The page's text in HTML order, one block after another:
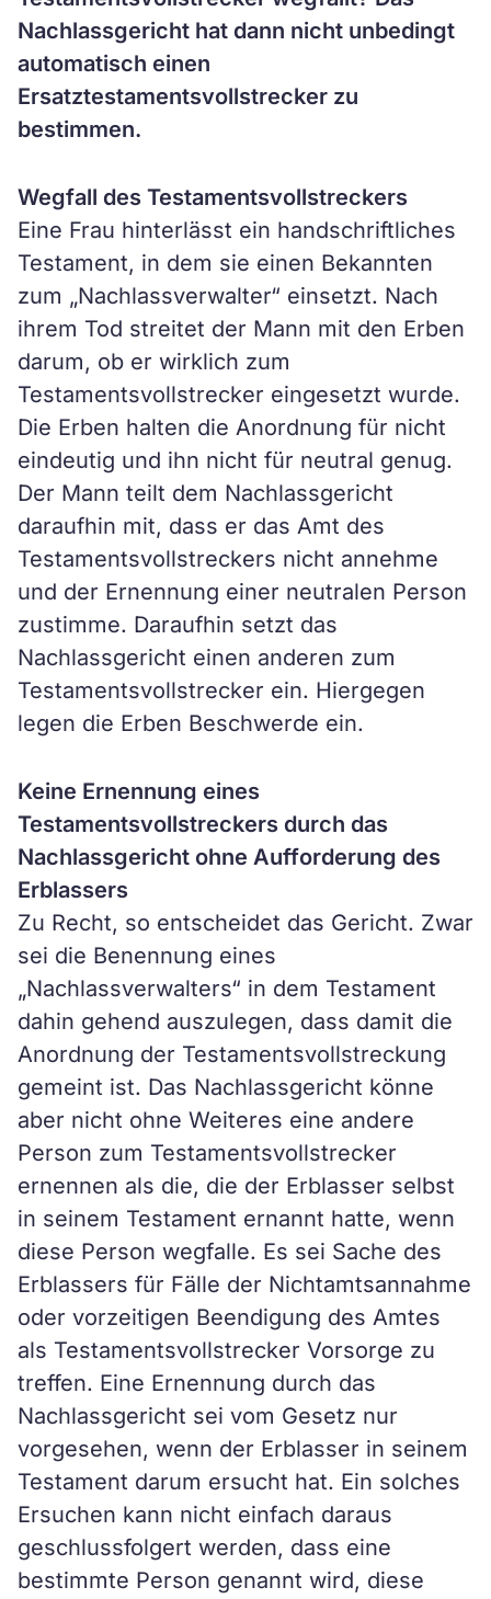
Nachlassgericht hat dann nicht unbedingt
automatisch einen
Ersatztestamentsvollstrecker zu
bestimmen.
Wegfall des Testamentsvollstreckers
Eine Frau hinterlässt ein handschriftliches
Testament, in dem sie einen Bekannten
zum „Nachlassverwalter“ einsetzt. Nach
ihrem Tod streitet der Mann mit den Erben
darum, ob er wirklich zum
Testamentsvollstrecker eingesetzt wurde.
Die Erben halten die Anordnung für nicht
eindeutig und ihn nicht für neutral genug.
Der Mann teilt dem Nachlassgericht
daraufhin mit, dass er das Amt des
Testamentsvollstreckers nicht annehme
und der Ernennung einer neutralen Person
zustimme. Daraufhin setzt das
Nachlassgericht einen anderen zum
Testamentsvollstrecker ein. Hiergegen
legen die Erben Beschwerde ein.
Keine Ernennung eines
Testamentsvollstreckers durch das
Nachlassgericht ohne Aufforderung des
Erblassers
Zu Recht, so entscheidet das Gericht. Zwar
sei die Benennung eines
„Nachlassverwalters“ in dem Testament
dahin gehend auszulegen, dass damit die
Anordnung der Testamentsvollstreckung
gemeint ist. Das Nachlassgericht könne
aber nicht ohne Weiteres eine andere
Person zum Testamentsvollstrecker
ernennen als die, die der Erblasser selbst
in seinem Testament ernannt hatte, wenn
diese Person wegfalle. Es sei Sache des
Erblassers für Fälle der Nichtamtsannahme
oder vorzeitigen Beendigung des Amtes
als Testamentsvollstrecker Vorsorge zu
treffen. Eine Ernennung durch das
Nachlassgericht sei vom Gesetz nur
vorgesehen, wenn der Erblasser in seinem
Testament darum ersucht hat. Ein solches
Ersuchen kann nicht einfach daraus
geschlussfolgert werden, dass eine
bestimmte Person genannt wird, diese